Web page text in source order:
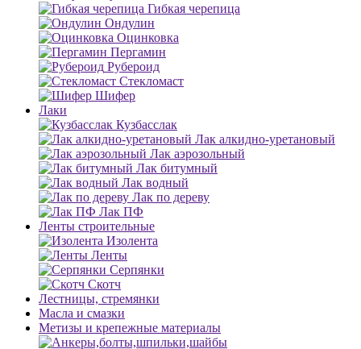
Гибкая черепица
Ондулин
Оцинковка
Пергамин
Рубероид
Стекломаст
Шифер
Лаки
Кузбасслак
Лак алкидно-уретановый
Лак аэрозольный
Лак битумный
Лак водный
Лак по дереву
Лак ПФ
Ленты строительные
Изолента
Ленты
Серпянки
Скотч
Лестницы, стремянки
Масла и смазки
Метизы и крепежные материалы